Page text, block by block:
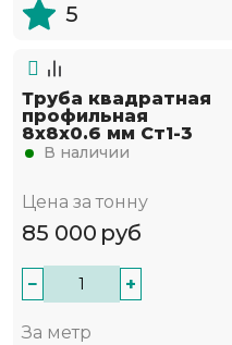
5
Труба квадратная
профильная
8х8х0.6 мм Ст1-3
В наличии
Цена за тонну
85 000 руб
− +
За метр